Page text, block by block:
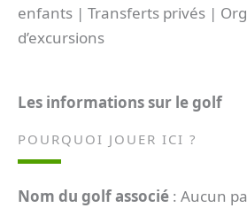
enfants | Transferts privés |
d’excursions
Les informations sur le golf
POURQUOI JOUER ICI ?
Nom du golf associé : Aucun